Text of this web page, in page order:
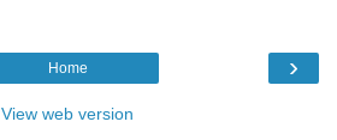
›
Home
View web version